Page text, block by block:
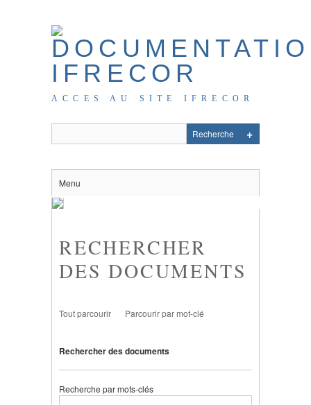
ACCES AU SITE IFRECOR
Menu
RECHERCHER
DES DOCUMENTS
Tout parcourir Parcourir par mot-clé
Rechercher des documents
Recherche par mots-clés